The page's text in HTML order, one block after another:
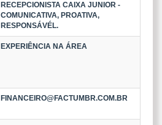
RECEPCIONISTA CAIXA JUNIOR -
COMUNICATIVA, PROATIVA,
RESPONSÁVÉL.
EXPERIÊNCIA NA ÁREA
FINANCEIRO@FACTUMBR.COM.BR